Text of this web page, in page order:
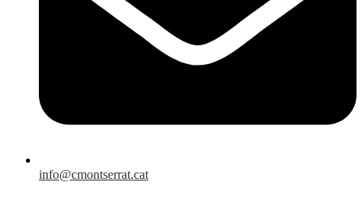
info@cmontserrat.cat